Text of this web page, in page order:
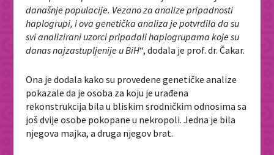
današnje populacije. Vezano za analize pripadnosti
haplogrupi, i ova genetička analiza je potvrdila da su
svi analizirani uzorci pripadali haplogrupama koje su
danas najzastupljenije u BiH“, dodala je prof. dr. Čakar.
Ona je dodala kako su provedene genetičke analize
pokazale da je osoba za koju je urađena
rekonstrukcija bila u bliskim srodničkim odnosima sa
još dvije osobe pokopane u nekropoli. Jedna je bila
njegova majka, a druga njegov brat.